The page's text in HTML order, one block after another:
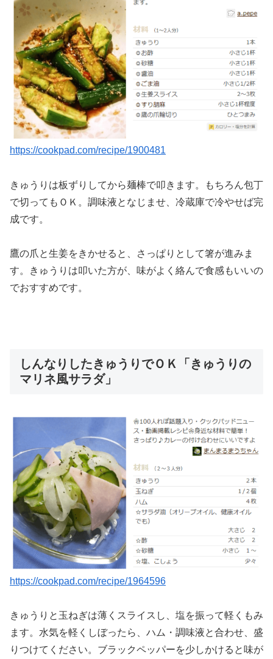
https://cookpad.com/recipe/1900481
きゅうりは板ずりしてから麺棒で叩きます。もちろん包丁
で切ってもＯＫ。調味液となじませ、冷蔵庫で冷やせば完
成です。
鷹の爪と生姜をきかせると、さっぱりとして箸が進みま
す。きゅうりは叩いた方が、味がよく絡んで食感もいいの
でおすすめです。
しんなりしたきゅうりでＯＫ「きゅうりの
マリネ風サラダ」
https://cookpad.com/recipe/1964596
きゅうりと玉ねぎは薄くスライスし、塩を振って軽くもみ
ます。水気を軽くしぼったら、ハム・調味液と合わせ、盛
りつけてください。ブラックペッパーを少しかけると味が